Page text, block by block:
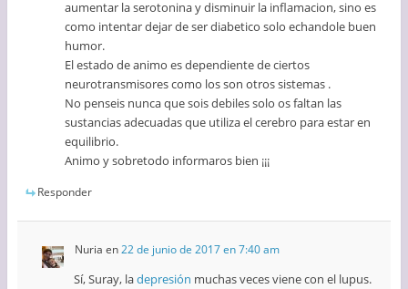
aumentar la serotonina y disminuir la inflamacion, sino es
como intentar dejar de ser diabetico solo echandole buen
humor.
El estado de animo es dependiente de ciertos
neurotransmisores como los son otros sistemas .
No penseis nunca que sois debiles solo os faltan las
sustancias adecuadas que utiliza el cerebro para estar en
equilibrio.
Animo y sobretodo informaros bien ¡¡¡
Responder
Nuria en22 de junio de 2017 en 7:40 am
Sí, Suray, ladepresión muchas veces viene con el lupus.